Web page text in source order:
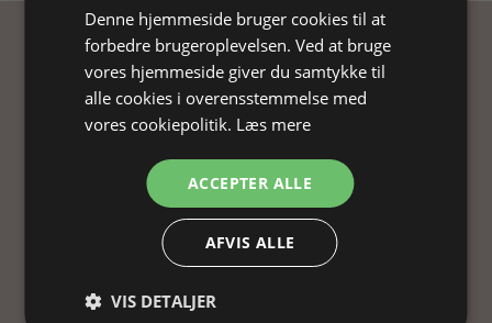
Få inspiration
Tilmeld dig vores nyhedsbrev og få
inspiration, gode tilbud og tips til din
smykkefremstilling.
Ved at tilmelde dig vores nyhedsbrev, accepterer
du vorespersondatapolitik
Denne hjemmeside bruger cookies til at
forbedre brugeroplevelsen. Ved at bruge
vores hjemmeside giver du samtykke til
alle cookies i overensstemmelse med
vores cookiepolitik. Læs mere
ACCEPTER ALLE
AFVIS ALLE
VIS DETALJER